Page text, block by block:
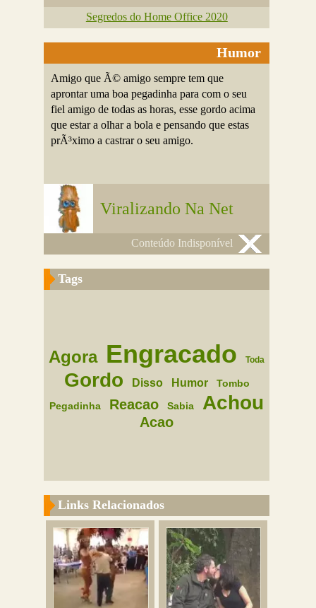
Segredos do Home Office 2020
Humor
Amigo que Ã© amigo sempre tem que
aprontar uma boa pegadinha para com o seu
fiel amigo de todas as horas, esse gordo acima
que estar a olhar a bola e pensando que estas
prÃ³ximo a castrar o seu amigo.
Viralizando Na Net
Conteúdo Indisponível
Tags
Agora Engracado Toda
Gordo Disso Humor
Tombo
Pegadinha
Reacao Sabia Achou
Acao
Links Relacionados